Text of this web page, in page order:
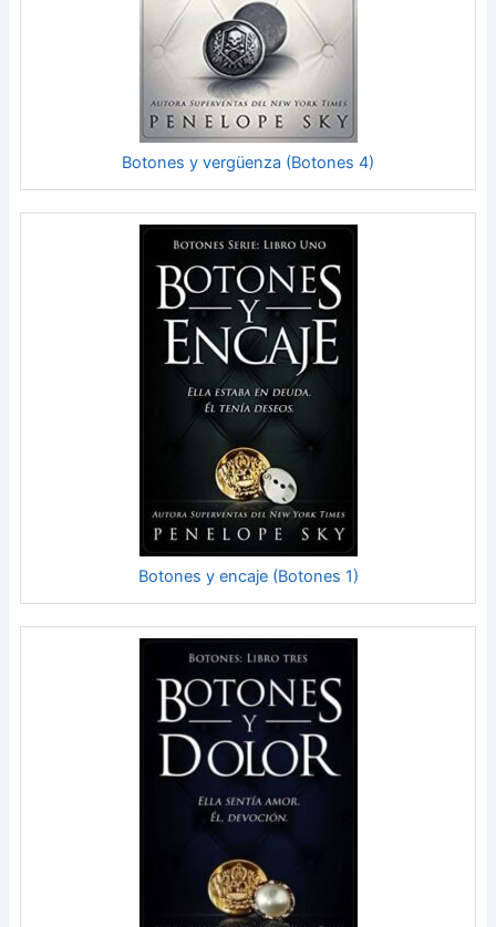
Botones y vergüenza (Botones 4)
Botones y encaje (Botones 1)